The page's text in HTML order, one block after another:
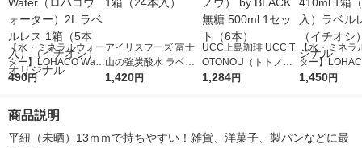
【水・ミネラルウォー
ター】LOHACO Wate
r（ロハコウォータ
シ） オリジナル
490円
アイリスフーズ 富士
山の強炭酸水 ラベル
レス 500ml 1箱（24
1,420円
UCC上島珈琲 UCC T
OTONOU（トトノ
ウ） by BLACK無糖 5
1,284円
【水・ミネラ
ター】
r 410ml 1箱（
1,450円
商品説明
平紐（未晒）13ｍｍで持ちやすい！雑貨、洋菓子、製パンなどに最